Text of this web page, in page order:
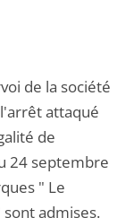
de la société
attaqué
de
24 septembre
" Le
admises.